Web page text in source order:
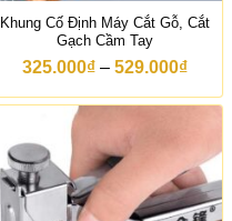
Khung Cố Định Máy Cắt Gỗ, Cắt
Gạch Cầm Tay
325.000₫ – 529.000₫K
o
g
i
á